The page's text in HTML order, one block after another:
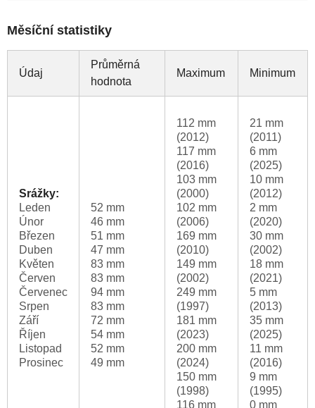
Měsíční statistiky
Údaj
Průměrná
hodnota
Maximum Minimum
Srážky:
Leden
Únor
Březen
Duben
Květen
Červen
Červenec
Srpen
Září
Říjen
Listopad
Prosinec
52 mm
46 mm
51 mm
47 mm
83 mm
83 mm
94 mm
83 mm
72 mm
54 mm
52 mm
49 mm
112 mm
(2012)
117 mm
(2016)
103 mm
(2000)
102 mm
(2006)
169 mm
(2010)
149 mm
(2002)
249 mm
(1997)
181 mm
(2023)
200 mm
(2024)
150 mm
(1998)
116 mm
21 mm
(2011)
6 mm
(2025)
10 mm
(2012)
2 mm
(2020)
30 mm
(2002)
18 mm
(2021)
5 mm
(2013)
35 mm
(2025)
11 mm
(2016)
9 mm
(1995)
0 mm